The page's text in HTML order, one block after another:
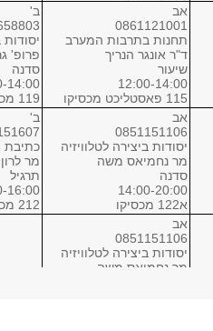
אב
0861121001
תחנות בתרבות המערב
ד"ר אונגר הנריך
שיעור
12:00-14:00
115 פאסטליכט מכסיקו
ב'
יסודות
פרופ'
סדנה
14:00
119 מכסיקו
אב
0851151106
יסודות ביצירה לטלוויזיה
מר נחמיאס משה
סדנה
14:00-20:00
א122 מכסיקו
ב'
כתיבת
מר
תרגיל
16:00
212 מכסיקו
אב
0851151106
יסודות ביצירה לטלוויזיה
מר נחמיאס משה